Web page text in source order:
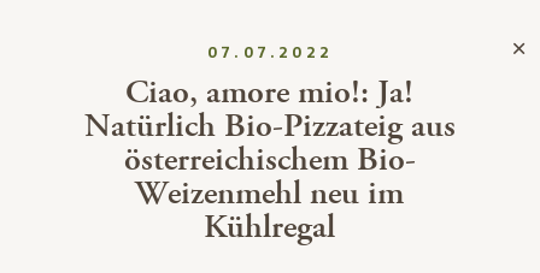
07.07.2022
Ciao, amore mio!: Ja!
Natürlich Bio-Pizzateig aus
österreichischem Bio-
Weizenmehl neu im
Kühlregal